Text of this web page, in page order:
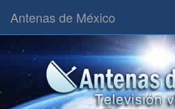
Antenas de México